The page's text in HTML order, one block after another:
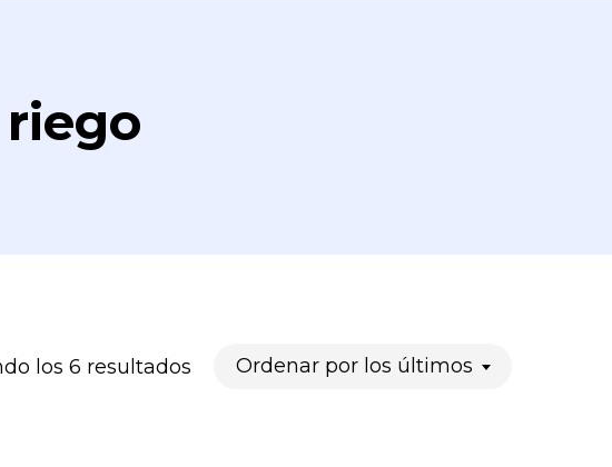
los 6 resultados Ordenado
Ordenar por los últimos